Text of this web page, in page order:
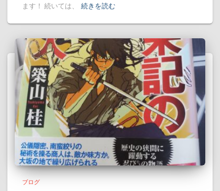
ます！ 続いては、
続きを読む
ブログ